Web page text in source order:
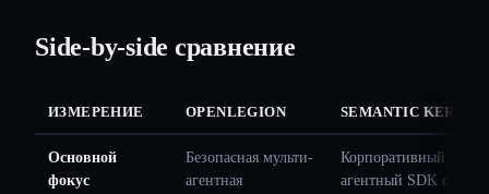
Side-by-side сравнение
ИЗМЕРЕНИЕ OPENLEGION SEMANTIC KERNEL
Основной
фокус
Безопасная мульти-
агентная
Корпоративный AI-
агентный SDK с